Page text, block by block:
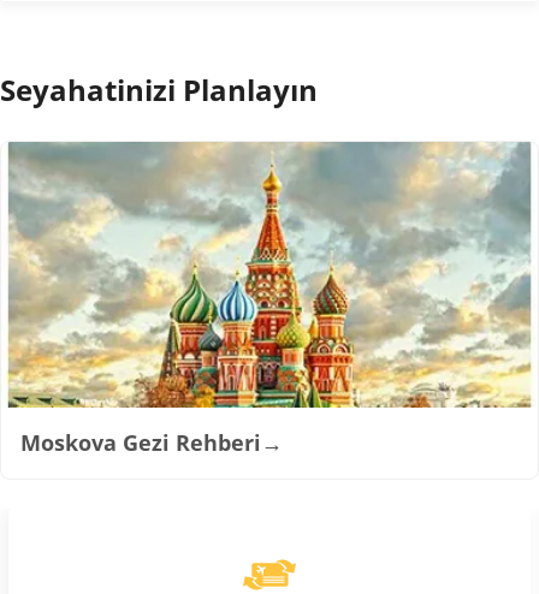
Seyahatinizi Planlayın
Moskova Gezi Rehberi→